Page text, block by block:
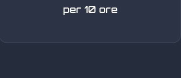
per 10 ore